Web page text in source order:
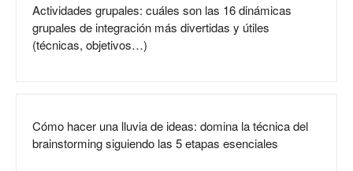
Actividades grupales: cuáles son las 16 dinámicas
grupales de integración más divertidas y útiles
(técnicas, objetivos…)
Cómo hacer una lluvia de ideas: domina la técnica del
brainstorming siguiendo las 5 etapas esenciales